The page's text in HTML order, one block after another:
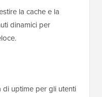
la cache e la
dinamici per
di uptime per gli utenti